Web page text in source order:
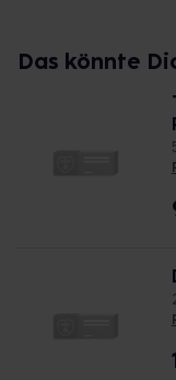
Das könnte